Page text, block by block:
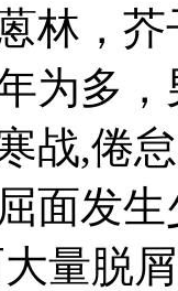
林，
为多
战,倦
面发
量脱